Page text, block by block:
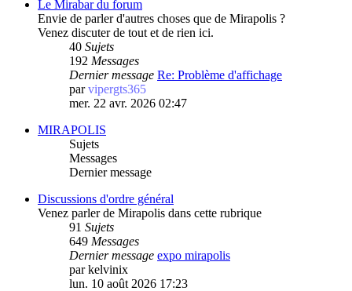
Le Mirabar du forum
Envie de parler d'autres choses que de Mirapolis ?
Venez discuter de tout et de rien ici.
40 Sujets
192 Messages
Dernier message Re: Problème d'affichage
parvipergts365
mer. 22 avr. 2026 02:47
MIRAPOLIS
Sujets
Messages
Dernier message
Discussions d'ordre général
Venez parler de Mirapolis dans cette rubrique
91 Sujets
649 Messages
Dernier message expo mirapolis
parkelvinix
lun. 10 août 2026 17:23